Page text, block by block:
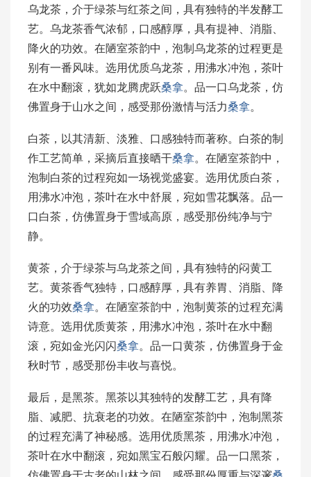
乌龙茶，介于绿茶与红茶之间，具有独特的半发酵工
艺。乌龙茶香气浓郁，口感醇厚，具有提神、消脂、
降火的功效。在陋室茶韵中，泡制乌龙茶的过程更是
别有一番风味。选用优质乌龙茶，用沸水冲泡，茶叶
在水中翻滚，犹如龙腾虎跃桑拿。品一口乌龙茶，仿
佛置身于山水之间，感受那份激情与活力桑拿。
白茶，以其清新、淡雅、口感独特而著称。白茶的制
作工艺简单，采摘后直接晒干桑拿。在陋室茶韵中，
泡制白茶的过程宛如一场视觉盛宴。选用优质白茶，
用沸水冲泡，茶叶在水中舒展，宛如雪花飘落。品一
口白茶，仿佛置身于雪域高原，感受那份纯净与宁
静。
黄茶，介于绿茶与乌龙茶之间，具有独特的闷黄工
艺。黄茶香气独特，口感醇厚，具有养胃、消脂、降
火的功效桑拿。在陋室茶韵中，泡制黄茶的过程充满
诗意。选用优质黄茶，用沸水冲泡，茶叶在水中翻
滚，宛如金光闪闪桑拿。品一口黄茶，仿佛置身于金
秋时节，感受那份丰收与喜悦。
最后，是黑茶。黑茶以其独特的发酵工艺，具有降
脂、减肥、抗衰老的功效。在陋室茶韵中，泡制黑茶
的过程充满了神秘感。选用优质黑茶，用沸水冲泡，
茶叶在水中翻滚，宛如黑宝石般闪耀。品一口黑茶，